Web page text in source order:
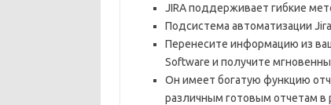
JIRA поддерживает гибкие
Подсистема автоматизации
Перенесите информацию из
Software и получите
Он имеет богатую функцию
различным готовым отчетам